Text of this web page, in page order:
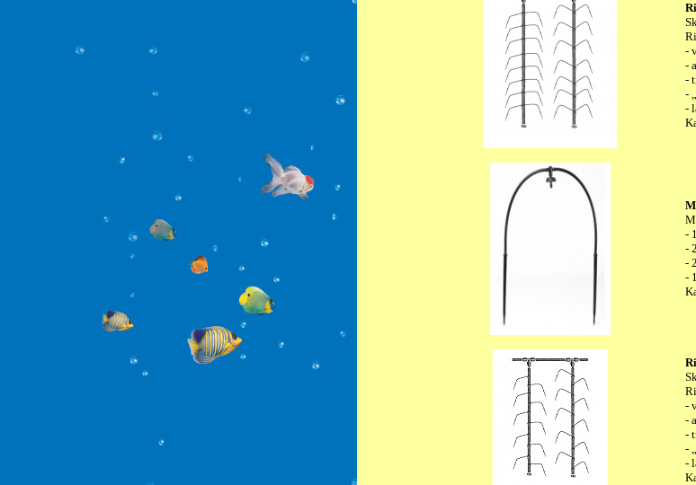
-
-
-
-
-
-
-
-
-
-
-
-
-
-